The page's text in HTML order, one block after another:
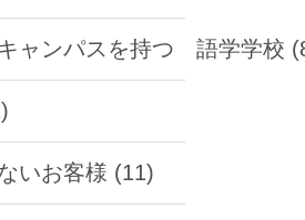
ャンパスを持つ 語学学校
いお客様 (11)